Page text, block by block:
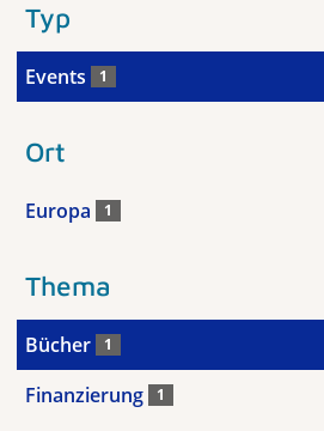
Typ
Events 1
Ort
Europa 1
Thema
Bücher 1
Finanzierung 1